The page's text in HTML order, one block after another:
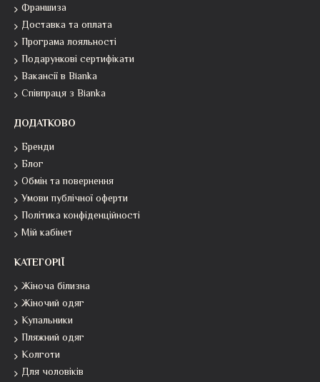
Франшиза
Доставка та оплата
Програма лояльності
Подарункові сертифікати
Вакансії в Bianka
Співпраця з Bianka
ДОДАТКОВО
Бренди
Блог
Обмін та повернення
Умови публічної оферти
Політика конфіденційності
Мій кабінет
КАТЕГОРІЇ
Жіноча білизна
Жіночий одяг
Купальники
Пляжний одяг
Колготи
Для чоловіків